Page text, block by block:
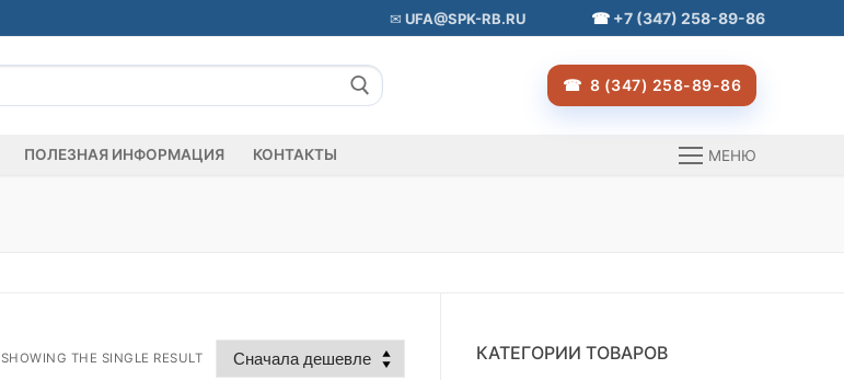
UFA@SPK-RB.RU +7 (347) 258-89-86
8 (347) 258-89-86
ПОЛЕЗНАЯ ИНФОРМАЦИЯ КОНТАКТЫ МЕНЮ
SHOWING THE SINGLE RESULT КАТЕГОРИИ ТОВАРОВ